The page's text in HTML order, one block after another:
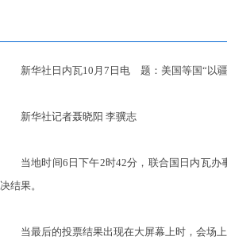
新华社日内瓦10月7日电 题：美国等国“以疆
新华社记者聂晓阳 李骥志
当地时间6日下午2时42分，联合国日内瓦办
决结果。
当最后的投票结果出现在大屏幕上时，会场上